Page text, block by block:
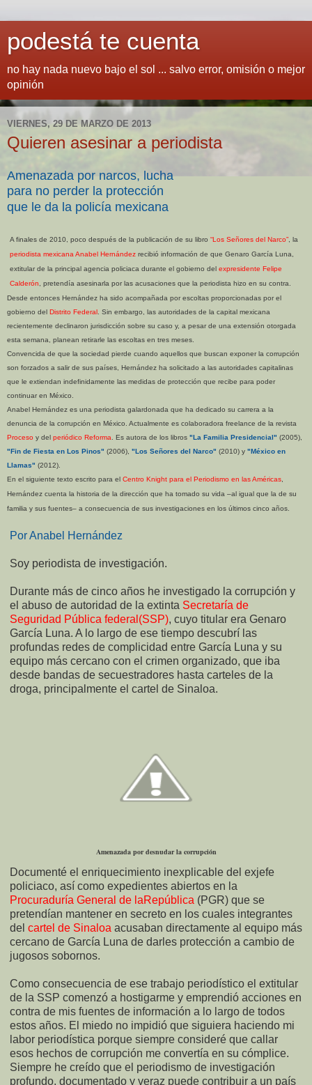
podestá te cuenta
no hay nada nuevo bajo el sol ... salvo error, omisión o mejor
opinión
VIERNES, 29 DE MARZO DE 2013
Quieren asesinar a periodista
Amenazada por narcos, lucha
para no perder la protección
que le da la policía mexicana
A finales de 2010, poco después de la publicación de su libro “Los Señores del Narco”, la
periodista mexicana Anabel Hernándezrecibió información de que Genaro García Luna,
extitular de la principal agencia policiaca durante el gobierno del expresidente Felipe
Calderón , pretendía asesinarla por las acusaciones que la periodista hizo en su contra.
Desde entonces Hernández ha sido acompañada por escoltas proporcionadas por el
gobierno del Distrito Federal . Sin embargo, las autoridades de la capital mexicana
recientemente declinaron jurisdicción sobre su caso y, a pesar de una extensión otorgada
esta semana, planean retirarle las escoltas en tres meses.
Convencida de que la sociedad pierde cuando aquellos que buscan exponer la corrupción
son forzados a salir de sus países, Hernández ha solicitado a las autoridades capitalinas
que le extiendan indefinidamente las medidas de protección que recibe para poder
continuar en México.
Anabel Hernández es una periodista galardonada que ha dedicado su carrera a la
denuncia de la corrupción en México. Actualmente es colaboradora freelance de la revista
Proceso y del periódico Reforma Es autora de los libros "La Familia Presidencial" (2005),
"Fin de Fiesta en Los Pinos" (2006), "Los Señores del Narco" (2010) y "México en
Llamas" (2012).
En el siguiente texto escrito para el Centro Knight para el Periodismo en las Américas
Hernández cuenta la historia de la dirección que ha tomado su vida –al igual que la de su
familia y sus fuentes– a consecuencia de sus investigaciones en los últimos cinco años.
Por Anabel Hernández
Soy periodista de investigación.
Durante más de cinco años he investigado la corrupción y
el abuso de autoridad de la extinta Secretaría de
Seguridad Pública federal(SSP), cuyo titular era Genaro
García Luna. A lo largo de ese tiempo descubrí las
profundas redes de complicidad entre García Luna y su
equipo más cercano con el crimen organizado, que iba
desde bandas de secuestradores hasta carteles de la
droga, principalmente el cartel de Sinaloa.
Amenazada por desnudar la corrupción
Documenté el enriquecimiento inexplicable del exjefe
policiaco, así como expedientes abiertos en la
Procuraduría General de laRepública (PGR) que se
pretendían mantener en secreto en los cuales integrantes
del cartel de Sinaloa acusaban directamente al equipo más
cercano de García Luna de darles protección a cambio de
jugosos sobornos.
Como consecuencia de ese trabajo periodístico el extitular
de la SSP comenzó a hostigarme y emprendió acciones en
contra de mis fuentes de información a lo largo de todos
estos años. El miedo no impidió que siguiera haciendo mi
labor periodística porque siempre consideré que callar
esos hechos de corrupción me convertía en su cómplice.
Siempre he creído que el periodismo de investigación
profundo, documentado y veraz puede contribuir a un país